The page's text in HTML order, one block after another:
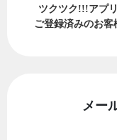
ツクツク!!!アプリ
ご登録済みのお客
メー